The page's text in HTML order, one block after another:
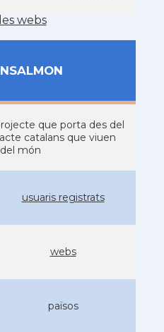
webs
que porta des del
catalans que viuen
món
usuaris registrats
webs
països